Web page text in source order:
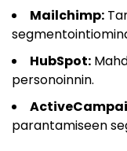
Mailchimp:
HubSpot:
personoinnin.
parantamiseen